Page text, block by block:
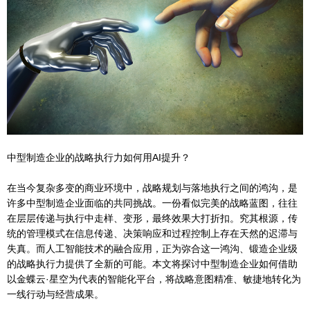
中型制造企业的战略执行力如何用AI提升？
在当今复杂多变的商业环境中，战略规划与落地执行之间的鸿沟，是
许多中型制造企业面临的共同挑战。一份看似完美的战略蓝图，往往
在层层传递与执行中走样、变形，最终效果大打折扣。究其根源，传
统的管理模式在信息传递、决策响应和过程控制上存在天然的迟滞与
失真。而人工智能技术的融合应用，正为弥合这一鸿沟、锻造企业级
的战略执行力提供了全新的可能。本文将探讨中型制造企业如何借助
以金蝶云·星空为代表的智能化平台，将战略意图精准、敏捷地转化为
一线行动与经营成果。